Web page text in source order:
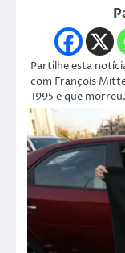
Partilhe esta
com François
1995 e que